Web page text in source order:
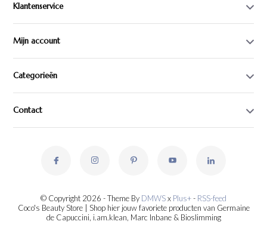
Klantenservice
Mijn account
Categorieën
Contact
© Copyright 2026 - Theme By DMWSx Plus+- RSS-feed
Coco's Beauty Store | Shop hier jouw favoriete producten van Germaine
de Capuccini, i.am.klean, Marc Inbane & Bioslimming